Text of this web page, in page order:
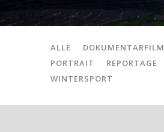
ALLE
DOKUMENTARFILM
PORTRAIT
REPORTAGE
WINTERSPORT